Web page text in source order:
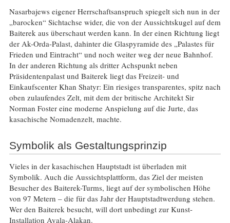
Nasarbajews eigener Herrschaftsanspruch spiegelt sich nun in der
„barocken“ Sichtachse wider, die von der Aussichtskugel auf dem
Baiterek aus überschaut werden kann. In der einen Richtung liegt
der Ak-Orda-Palast, dahinter die Glaspyramide des „Palastes für
Frieden und Eintracht“ und noch weiter weg der neue Bahnhof.
In der anderen Richtung als dritter Achspunkt neben
Präsidentenpalast und Baiterek liegt das Freizeit- und
Einkaufscenter Khan Shatyr: Ein riesiges transparentes, spitz nach
oben zulaufendes Zelt, mit dem der britische Architekt Sir
Norman Foster eine moderne Anspielung auf die Jurte, das
kasachische Nomadenzelt, machte.
Symbolik als Gestaltungsprinzip
Vieles in der kasachischen Hauptstadt ist überladen mit
Symbolik. Auch die Aussichtsplattform, das Ziel der meisten
Besucher des Baiterek-Turms, liegt auf der symbolischen Höhe
von 97 Metern – die für das Jahr der Hauptstadtwerdung stehen.
Wer den Baiterek besucht, will dort unbedingt zur Kunst-
Installation Ayala-Alakan.